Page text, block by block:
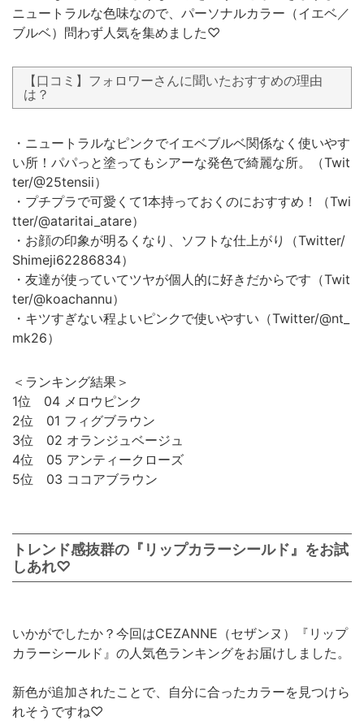
ニュートラルな色味なので、パーソナルカラー（イエベ／
ブルベ）問わず人気を集めました♡
【口コミ】フォロワーさんに聞いたおすすめの理由
は？
・ニュートラルなピンクでイエベブルベ関係なく使いやす
い所！パパっと塗ってもシアーな発色で綺麗な所。（Twit
ter/@25tensii）
・プチプラで可愛くて1本持っておくのにおすすめ！（Twi
tter/@ataritai_atare）
・お顔の印象が明るくなり、ソフトな仕上がり（Twitter/
Shimeji62286834）
・友達が使っていてツヤが個人的に好きだからです（Twit
ter/@koachannu）
・キツすぎない程よいピンクで使いやすい（Twitter/@nt_
mk26）
＜ランキング結果＞
1位 04 メロウピンク
2位 01 フィグブラウン
3位 02 オランジュベージュ
4位 05 アンティークローズ
5位 03 ココアブラウン
トレンド感抜群の『リップカラーシールド』をお試
しあれ♡
いかがでしたか？今回はCEZANNE（セザンヌ）『リップ
カラーシールド』の人気色ランキングをお届けしました。
新色が追加されたことで、自分に合ったカラーを見つけら
れそうですね♡